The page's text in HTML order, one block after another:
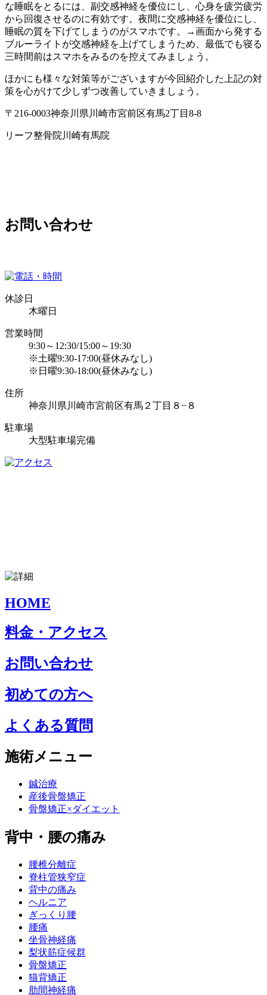
な睡眠をとるには、副交感神経を優位にし、心身を疲労疲労
から回復させるのに有効です。夜間に交感神経を優位にし、
睡眠の質を下げてしまうのがスマホです。→画面から発する
ブルーライトが交感神経を上げてしまうため、最低でも寝る
三時間前はスマホをみるのを控えてみましょう。
ほかにも様々な対策等がございますが今回紹介した上記の対
策を心がけて少しずつ改善していきましょう。
〒216-0003神奈川県川崎市宮前区有馬2丁目8-8
リーフ整骨院川崎有馬院
お問い合わせ
休診日
木曜日
営業時間
9:30～12:30/15:00～19:30
※土曜9:30-17:00(昼休みなし)
※日曜9:30-18:00(昼休みなし)
住所
神奈川県川崎市宮前区有馬２丁目８−８
駐車場
大型駐車場完備
HOME
料金・アクセス
お問い合わせ
初めての方へ
よくある質問
施術メニュー
鍼治療
産後骨盤矯正
骨盤矯正×ダイエット
背中・腰の痛み
腰椎分離症
脊柱管狭窄症
背中の痛み
ヘルニア
ぎっくり腰
腰痛
坐骨神経痛
梨状筋症候群
骨盤矯正
猫背矯正
肋間神経痛